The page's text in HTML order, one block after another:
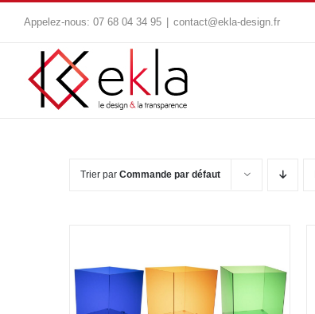
Appelez-nous: 07 68 04 34 95 contact@ekla-design.fr
Trier par Commande par défaut